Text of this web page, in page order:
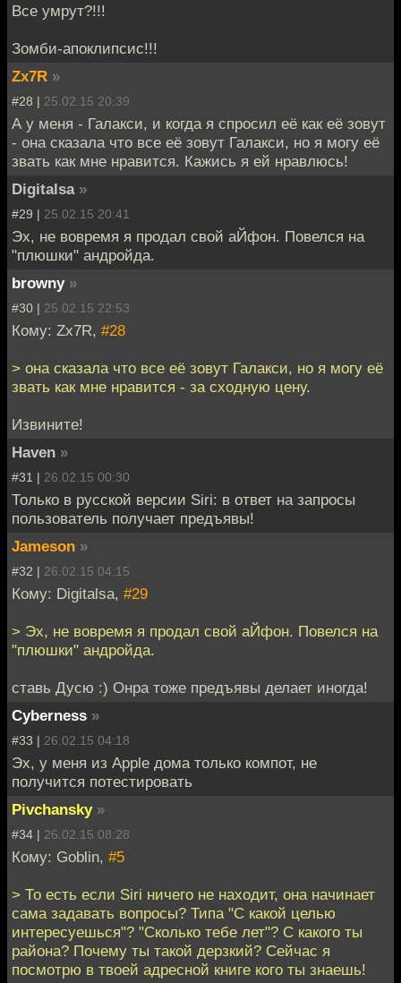
Все умрут?!!!
Зомби-апоклипсис!!!
Zx7R »
#28 | 25.02.15 20:39
А у меня - Галакси, и когда я спросил её как её зовут
- она сказала что все её зовут Галакси, но я могу её
звать как мне нравится. Кажись я ей нравлюсь!
Digitalsa »
#29 | 25.02.15 20:41
Эх, не вовремя я продал свой аЙфон. Повелся на
"плюшки" андройда.
browny »
#30 | 25.02.15 22:53
Кому: Zx7R, #28
> она сказала что все её зовут Галакси, но я могу её
звать как мне нравится - за сходную цену.
Извините!
Haven »
#31 | 26.02.15 00:30
Только в русской версии Siri: в ответ на запросы
пользователь получает предъявы!
Jameson »
#32 | 26.02.15 04:15
Кому: Digitalsa, #29
> Эх, не вовремя я продал свой аЙфон. Повелся на
"плюшки" андройда.
ставь Дусю :) Онра тоже предъявы делает иногда!
Cyberness »
#33 | 26.02.15 04:18
Эх, у меня из Apple дома только компот, не
получится потестировать
Pivchansky »
#34 | 26.02.15 08:28
Кому: Goblin, #5
> То есть если Siri ничего не находит, она начинает
сама задавать вопросы? Типа "С какой целью
интересуешься"? "Сколько тебе лет"? С какого ты
района? Почему ты такой дерзкий? Сейчас я
посмотрю в твоей адресной книге кого ты знаешь!